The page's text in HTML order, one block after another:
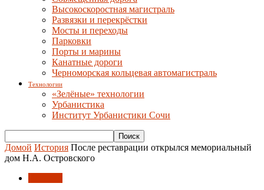
Высокоскоростная магистраль
Развязки и перекрёстки
Мосты и переходы
Парковки
Порты и марины
Канатные дороги
Черноморская кольцевая автомагистраль
Технологии
«Зелёные» технологии
Урбанистика
Институт Урбанистики Сочи
Домой История После реставрации открылся мемориальный
дом Н.А. Островского